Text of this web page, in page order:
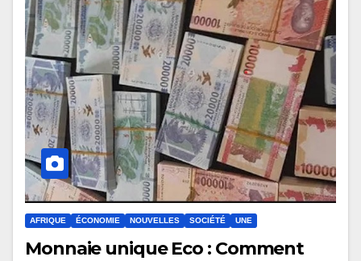
AFRIQUE ÉCONOMIE NOUVELLES SOCIÉTÉ UNE
Monnaie unique Eco : Comment